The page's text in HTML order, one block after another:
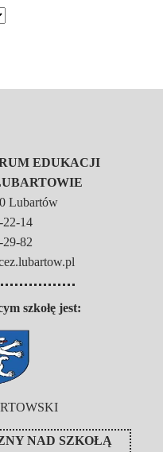
EDUKACJI
Lubartów
22-14
82
szkołę jest:
NAD SZKOŁĄ